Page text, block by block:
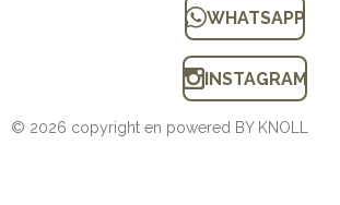
WHATSAPP
INSTAGRAM
© 2026 copyright en powered BY KNOLL